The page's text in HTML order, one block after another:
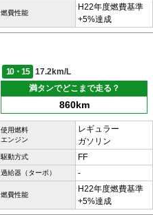
燃費性能
H22年度燃費基準
+5%達成
10・15
17.2km/L
満タンでどこまで走る？
860km
使用燃料
エンジン
レギュラー
ガソリン
駆動方式 FF
過給器（ターボ） -
燃費性能
H22年度燃費基準
+5%達成